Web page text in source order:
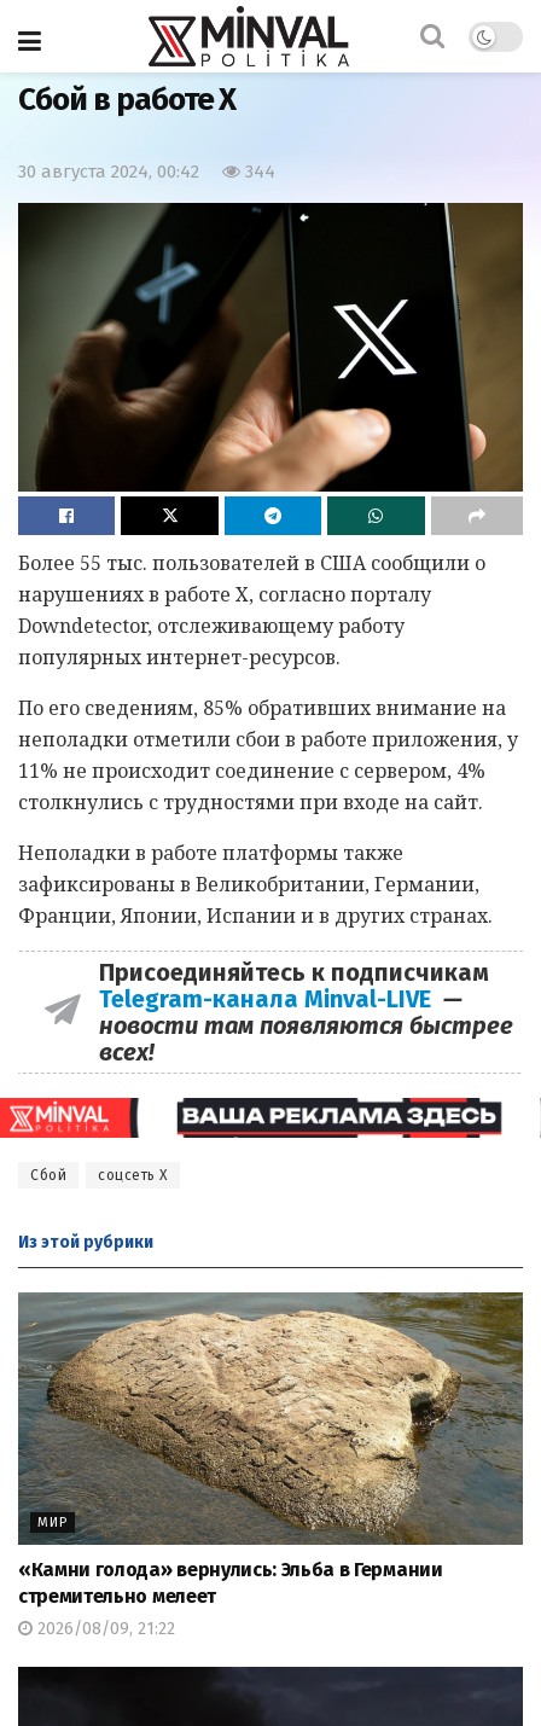
Главная
Сбой в работе X
30 августа 2024, 00:42 344
Более 55 тыс. пользователей в США сообщили о
нарушениях в работе X, согласно порталу
Downdetector, отслеживающему работу
популярных интернет-ресурсов.
По его сведениям, 85% обративших внимание на
неполадки отметили сбои в работе приложения, у
11% не происходит соединение с сервером, 4%
столкнулись с трудностями при входе на сайт.
Неполадки в работе платформы также
зафиксированы в Великобритании, Германии,
Франции, Японии, Испании и в других странах.
Присоединяйтесь к подписчикам
Telegram-канала Minval-LIVE —
новости там появляются быстрее
всех!
Сбой соцсеть Х
Из этой рубрики
МИР
«Камни голода» вернулись: Эльба в Германии
стремительно мелеет
2026/08/09, 21:22